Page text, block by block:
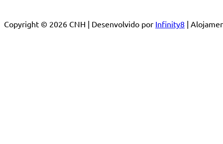
Copyright © 2026 CNH | Desenvolvido por Infinity8 |